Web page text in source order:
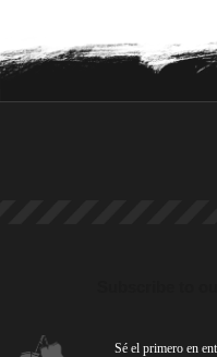
Sé el primero en